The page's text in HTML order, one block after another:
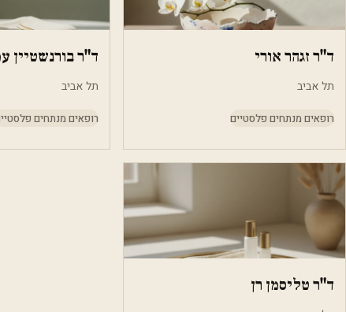
ד"ר זגהר אורי
תל אביב
רופאים מנתחים פלסטיים
ד"ר בורנשטיין
תל אביב
רופאים מנתחים
ד"ר טליסמן רן